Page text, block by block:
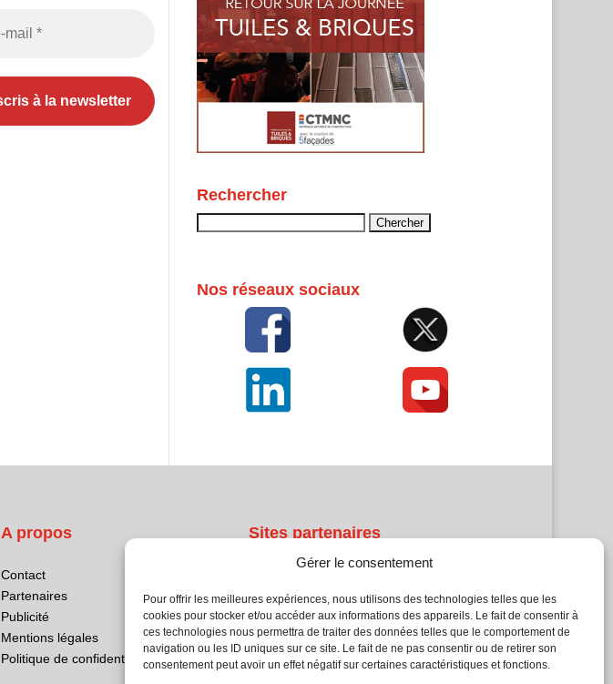
Gérer le consentement
Pour offrir les meilleures expériences, nous utilisons des technologies telles que les
cookies pour stocker et/ou accéder aux informations des appareils. Le fait de consentir à
ces technologies nous permettra de traiter des données telles que le comportement de
navigation ou les ID uniques sur ce site. Le fait de ne pas consentir ou de retirer son
consentement peut avoir un effet négatif sur certaines caractéristiques et fonctions.
Rechercher
Nos réseaux sociaux
A propos
Contact
Partenaires
Publicité
Mentions légales
Politique de confidentialité
Sites partenaires
Atrium Patrimoine
Kiosque 21
L'Atelier Bois
Planète Bâtiment